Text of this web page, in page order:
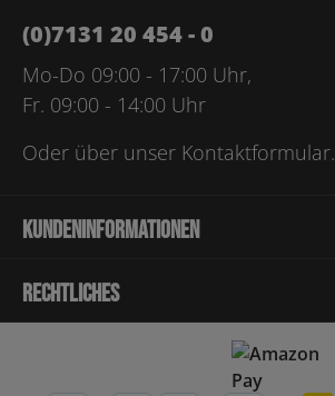
(0)7131 20 454 - 0
Mo-Do 09:00 - 17:00 Uhr,
Fr. 09:00 - 14:00 Uhr
Oder über unser Kontaktformular.
Kundeninformationen
Rechtliches